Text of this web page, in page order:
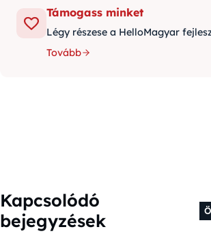
Támogass minket
Légy részese a HelloMagyar
Tovább
Kapcsolódó
bejegyzések